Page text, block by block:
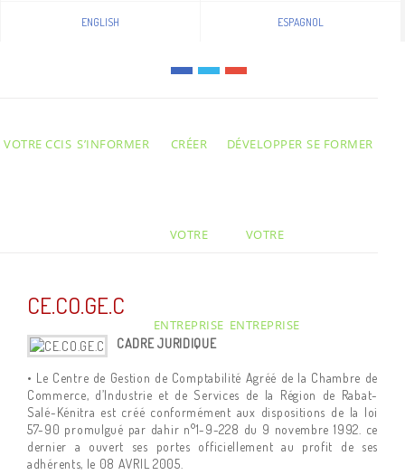
ENGLISH ESPAGNOL
VOTRE CCIS S’INFORMER CRÉER
VOTRE
ENTREPRISE
DÉVELOPPER
VOTRE
ENTREPRISE
SE FORMER
CE.CO.GE.C
CADRE JURIDIQUE
• Le Centre de Gestion de Comptabilité Agréé de la Chambre de
Commerce, d’Industrie et de Services de la Région de Rabat-
Salé-Kénitra est créé conformément aux dispositions de la loi
57-90 promulgué par dahir n°1-9-228 du 9 novembre 1992. ce
dernier a ouvert ses portes officiellement au profit de ses
adhérents, le 08 AVRIL 2005.